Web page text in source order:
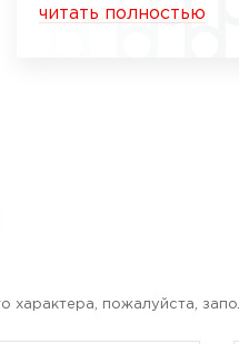
читать полностью
характера, пожалуйста,